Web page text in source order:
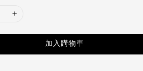
加入購物車